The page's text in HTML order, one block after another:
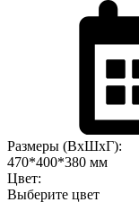
Размеры (ВхШхГ):
470*400*380 мм
Цвет:
Выберите цвет